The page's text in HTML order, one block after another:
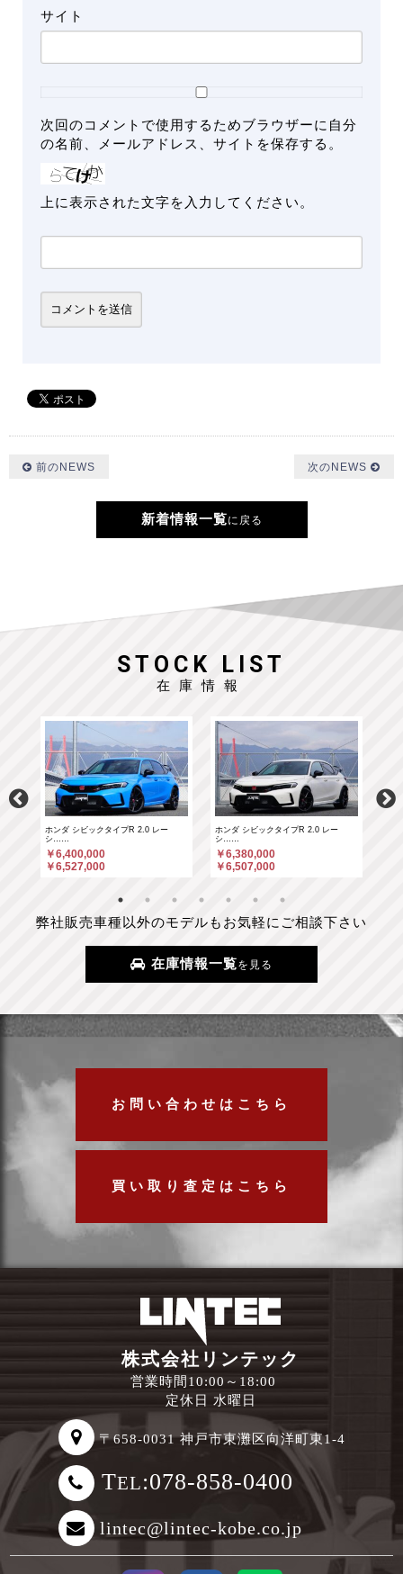
サイト
次回のコメントで使用するためブラウザーに自分
の名前、メールアドレス、サイトを保存する。
上に表示された文字を入力してください。
前のNEWS 次のNEWS
新着情報一覧に戻る
STOCK LIST
在庫情報
ホンダ シビックタイプR 2.0 レー
シ……
￥6,400,000
￥6,527,000
ホンダ シビックタイプR 2.0 レー
シ……
￥6,380,000
￥6,507,000
弊社販売車種以外のモデルもお気軽にご相談下さい
在庫情報一覧を見る
お問い合わせはこちら
買い取り査定はこちら
株式会社リンテック
営業時間10:00～18:00
定休日 水曜日
〒658-0031 神戸市東灘区向洋町東1-4
TEL:078-858-0400
lintec@lintec-kobe.co.jp